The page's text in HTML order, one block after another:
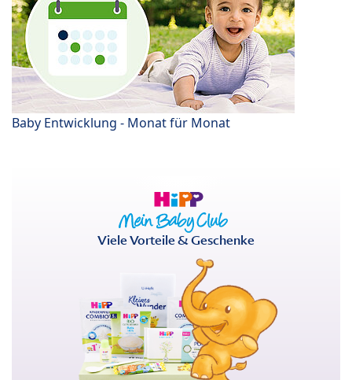
Baby Entwicklung - Monat für Monat
Viele Vorteile & Geschenke